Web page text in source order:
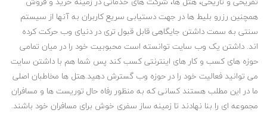
همچنین رزرو بلیط ها در جهت دستیابی سریع کاربران به آنها از سیستم
سنتی به سمت داشتن جایگاهی قابل قبول تری در دنیای وب حرکت کرده
اند. داشتن یک وب سایت توانسته است محبوبیت خود را در میان تمامی
حوزه های کسب و کار های اینترنتی کسب کند پس شما هم با داشتن سایت
می توانید فعالیت خود را در حوزه وب گسترش دهید.هتل ها مخاطبان اصلی
ما در این مطلب هستند کسانی که به منظور رفاه حال توریست ها و مسافران
مجموعه ای را بنا نهادند تا زمینه ساز سفری خوش برای مسافران خود باشند.